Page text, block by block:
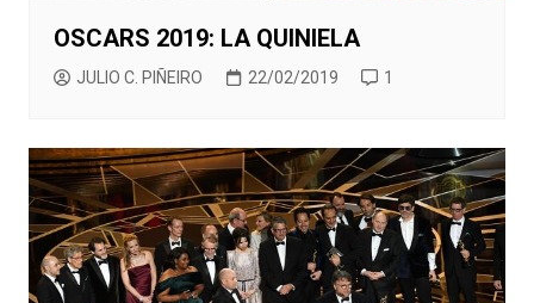
OSCARS 2019: LA QUINIELA
JULIO C. PIÑEIRO 22/02/2019 1